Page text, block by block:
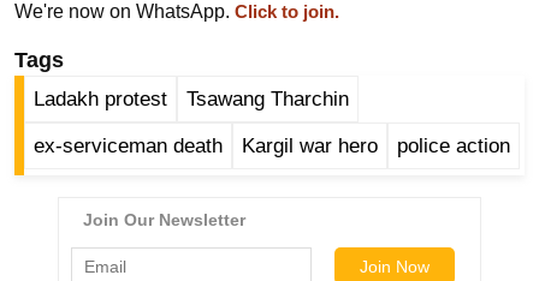
म
नो
ज
We're now on WhatsApp. Click to join.
Tags
Ladakh protest Tsawang Tharchin
ex-serviceman death Kargil war hero police action